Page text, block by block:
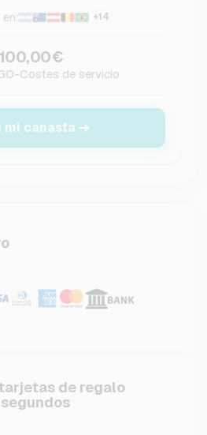
+14
100,00€
Costes de servicio
mi canasta
de regalo